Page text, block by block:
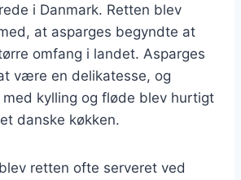
i Danmark. Retten blev
at asparges begyndte at
omfang i landet. Asparges
være en delikatesse, og
kylling og fløde blev hurtigt
danske køkken.
retten ofte serveret ved